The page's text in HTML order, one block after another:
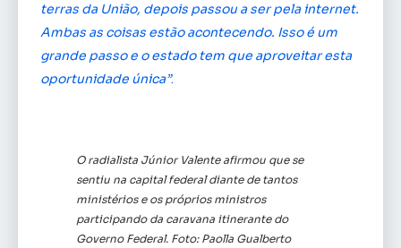
terras da União, depois passou a ser pela internet.
Ambas as coisas estão acontecendo. Isso é um
grande passo e o estado tem que aproveitar esta
oportunidade única”.
O radialista Júnior Valente afirmou que se
sentiu na capital federal diante de tantos
ministérios e os próprios ministros
participando da caravana itinerante do
Governo Federal. Foto: Paolla Gualberto